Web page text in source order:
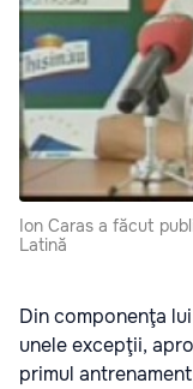
Ion Caras a făcut
Latină
Din componenţa
unele excepţii,
primul